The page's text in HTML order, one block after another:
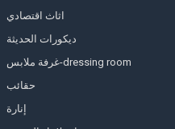
اثاث اقتصادي
ديكورات الحديثة
غرفة ملابس-dressing room
حقائب
إنارة